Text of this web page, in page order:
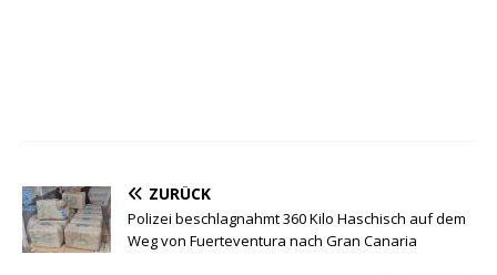
ZURÜCK
Polizei beschlagnahmt 360 Kilo Haschisch auf dem
Weg von Fuerteventura nach Gran Canaria